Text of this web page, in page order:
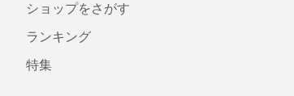
ショップをさがす
ランキング
特集